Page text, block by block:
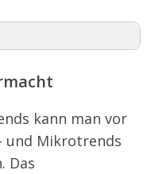
kann man vor
und Mikrotrends
Das